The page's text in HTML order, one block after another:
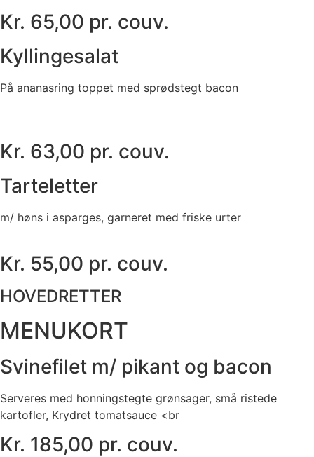
Kr. 65,00 pr. couv.
Kyllingesalat
På ananasring toppet med sprødstegt bacon
Kr. 63,00 pr. couv.
Tarteletter
m/ høns i asparges, garneret med friske urter
Kr. 55,00 pr. couv.
HOVEDRETTER
MENUKORT
Svinefilet m/ pikant og bacon
Serveres med honningstegte grønsager, små ristede
kartofler, Krydret tomatsauce <br
Kr. 185,00 pr. couv.